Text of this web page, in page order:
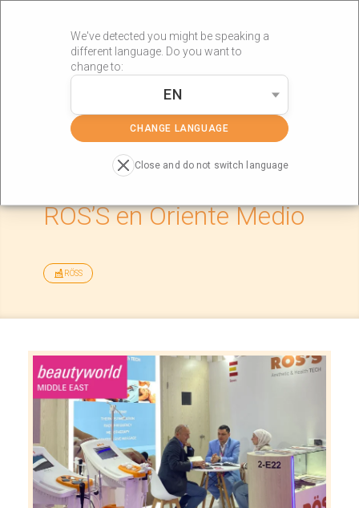
We've detected you might be speaking a
different language. Do you want to
change to:
EN
CHANGE LANGUAGE
Close and do not switch language
Expansión de la marca
RÖS’S en Oriente Medio
RÖSS